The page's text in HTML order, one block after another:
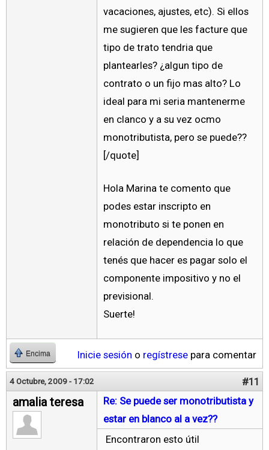
vacaciones, ajustes, etc). Si ellos
me sugieren que les facture que
tipo de trato tendria que
plantearles? ¿algun tipo de
contrato o un fijo mas alto? Lo
ideal para mi seria mantenerme
en clanco y a su vez ocmo
monotributista, pero se puede??
[/quote]
Hola Marina te comento que
podes estar inscripto en
monotributo si te ponen en
relación de dependencia lo que
tenés que hacer es pagar solo el
componente impositivo y no el
previsional.
Suerte!
Encima Inicie sesión o regístrese para comentar
4 Octubre, 2009 - 17:02 #11
amalia teresa
Re: Se puede ser monotributista y
estar en blanco al a vez??
Encontraron esto útil